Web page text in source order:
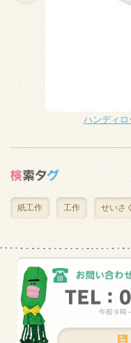
ハンディ
紙工作 工作 せいさ
午前９時